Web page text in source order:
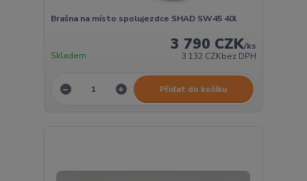
Brašna na místo spolujezdce SHAD SW45 40l
3 790 CZK/ks
3 132 CZKbez DPH
Skladem
Přidat do košíku